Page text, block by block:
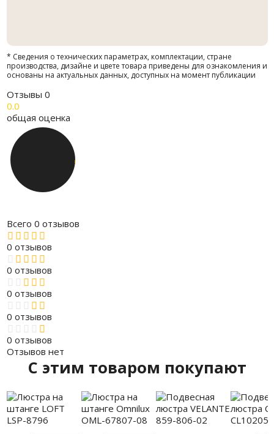
* Сведения о технических параметрах, комплектации, стране
производства, дизайне и цвете товара приведены для ознакомления и
основаны на актуальных данных, доступных на момент публикации
Отзывы 0
0.0
общая оценка
Всего 0 отзывов
0 отзывов
0 отзывов
0 отзывов
0 отзывов
0 отзывов
Отзывов нет
C этим товаром покупают